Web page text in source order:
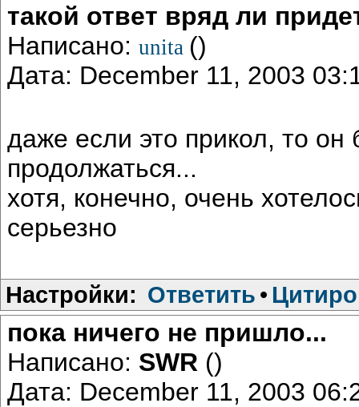
такой ответ вряд ли
Написано: unita ()
Дата: December 11, 2003
даже если это прикол, то он
продолжаться...
хотя, конечно, очень
серьезно
Настройки: Ответить •
пока ничего не пришло...
Написано: SWR ()
Дата: December 11, 2003